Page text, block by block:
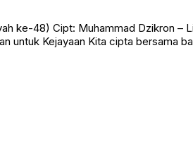
ke-48) Cipt: Muhammad Dzikron –
untuk Kejayaan Kita cipta bersama